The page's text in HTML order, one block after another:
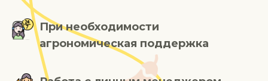
При необходимости
агрономическая поддержка